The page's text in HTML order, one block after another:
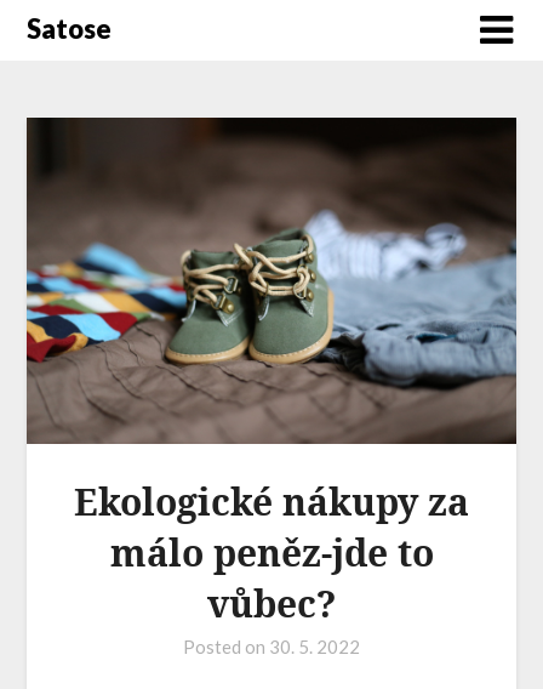
Satose
Ekologické nákupy za
málo peněz-jde to
vůbec?
Posted on 30. 5. 2022